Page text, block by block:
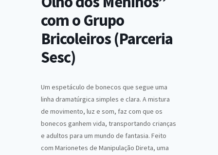
com o Grupo
Bricoleiros (Parceria
Sesc)
Um espetáculo de bonecos que segue uma
linha dramatúrgica simples e clara. A mistura
de movimento, luz e som, faz com que os
bonecos ganhem vida, transportando crianças
e adultos para um mundo de fantasia. Feito
com Marionetes de Manipulação Direta, uma